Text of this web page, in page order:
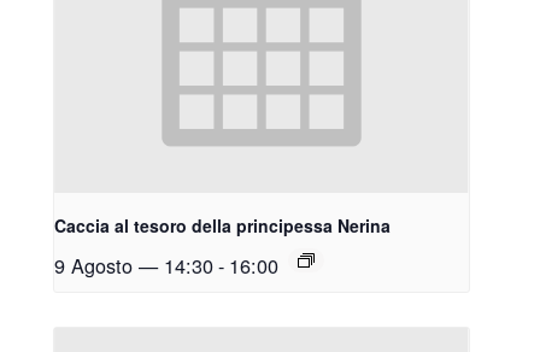
Caccia al tesoro della principessa Nerina
9 Agosto — 14:30- 16:00